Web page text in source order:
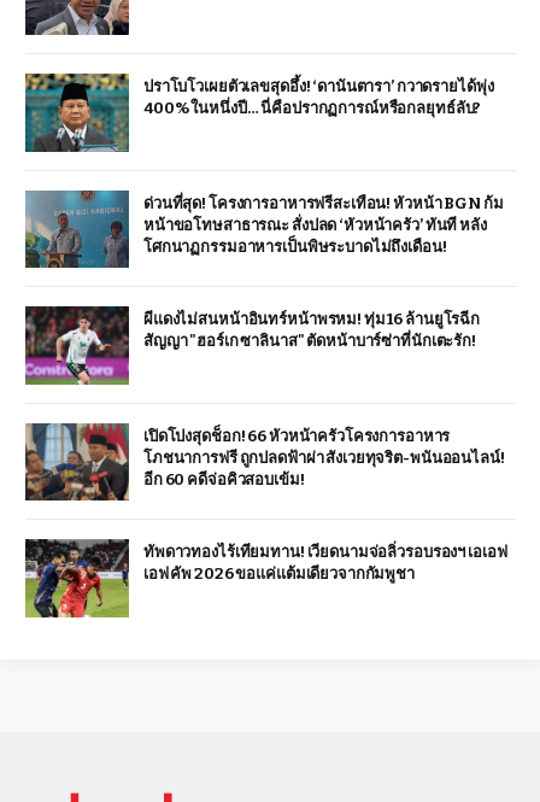
ปราโบโวเผยตัวเลขสุดอึ้ง! ‘ดานันตารา’ กวาดรายได้พุ่ง
400% ในหนึ่งปี… นี่คือปรากฏการณ์หรือกลยุทธ์ลับ?
ด่วนที่สุด! โครงการอาหารฟรีสะเทือน! หัวหน้า BGN ก้ม
หน้าขอโทษสาธารณะ สั่งปลด ‘หัวหน้าครัว’ ทันที หลัง
โศกนาฏกรรมอาหารเป็นพิษระบาดไม่ถึงเดือน!
ผีแดงไม่สนหน้าอินทร์หน้าพรหม! ทุ่ม 16 ล้านยูโรฉีก
สัญญา "ฮอร์เก ซาลินาส" ตัดหน้าบาร์ซ่าที่นักเตะรัก!
เปิดโปงสุดช็อก! 66 หัวหน้าครัวโครงการอาหาร
โภชนาการฟรี ถูกปลดฟ้าผ่า สังเวยทุจริต-พนันออนไลน์!
อีก 60 คดีจ่อคิวสอบเข้ม!
ทัพดาวทองไร้เทียมทาน! เวียดนามจ่อลิ่วรอบรองฯ เอเอฟ
เอฟ คัพ 2026 ขอแค่แต้มเดียวจากกัมพูชา